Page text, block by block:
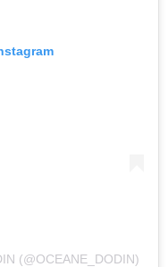
(@OCEANE_DODIN)